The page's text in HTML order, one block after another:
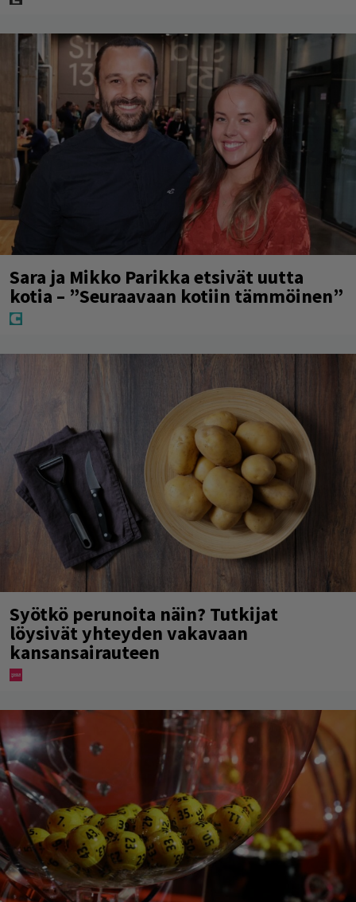
Sara ja Mikko Parikka etsivät uutta
kotia – ”Seuraavaan kotiin tämmöinen”
Syötkö perunoita näin? Tutkijat
löysivät yhteyden vakavaan
kansansairauteen